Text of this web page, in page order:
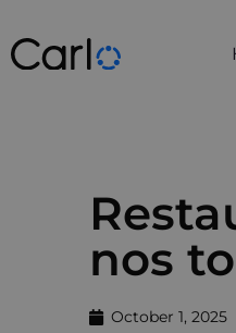
nos
October 1, 2025